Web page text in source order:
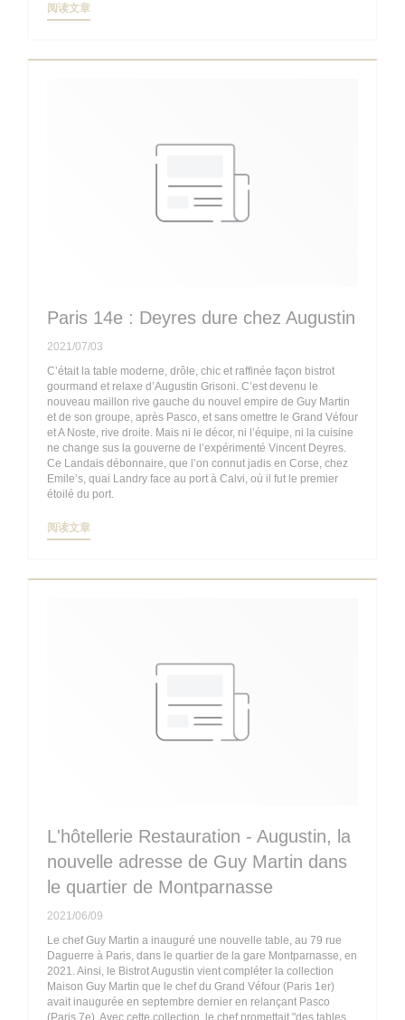
阅读文章((在新窗口中打开))
Paris 14e : Deyres dure chez Augustin
2021/07/03
C’était la table moderne, drôle, chic et raffinée façon bistrot
gourmand et relaxe d’Augustin Grisoni. C’est devenu le
nouveau maillon rive gauche du nouvel empire de Guy Martin
et de son groupe, après Pasco, et sans omettre le Grand Véfour
et A Noste, rive droite. Mais ni le décor, ni l’équipe, ni la cuisine
ne change sus la gouverne de l’expérimenté Vincent Deyres.
Ce Landais débonnaire, que l’on connut jadis en Corse, chez
Emile’s, quai Landry face au port à Calvi, où il fut le premier
étoilé du port.
阅读文章((在新窗口中打开))
L'hôtellerie Restauration - Augustin, la
nouvelle adresse de Guy Martin dans
le quartier de Montparnasse
2021/06/09
Le chef Guy Martin a inauguré une nouvelle table, au 79 rue
Daguerre à Paris, dans le quartier de la gare Montparnasse, en
2021. Ainsi, le Bistrot Augustin vient compléter la collection
Maison Guy Martin que le chef du Grand Véfour (Paris 1er)
avait inaugurée en septembre dernier en relançant Pasco
(Paris 7e). Avec cette collection, le chef promettait "des tables